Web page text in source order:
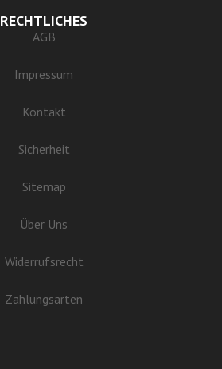
RECHTLICHES
AGB
Impressum
Kontakt
Sicherheit
Sitemap
Über Uns
Widerrufsrecht
Zahlungsarten